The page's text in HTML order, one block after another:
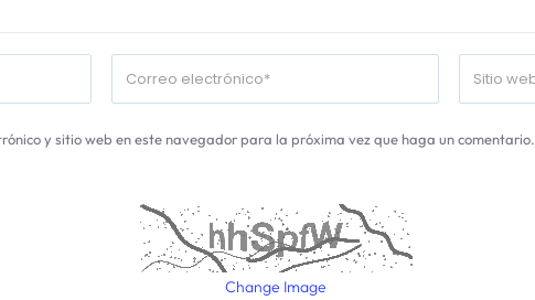
y sitio web en este navegador para la próxima vez que haga un comentario.
Change Image